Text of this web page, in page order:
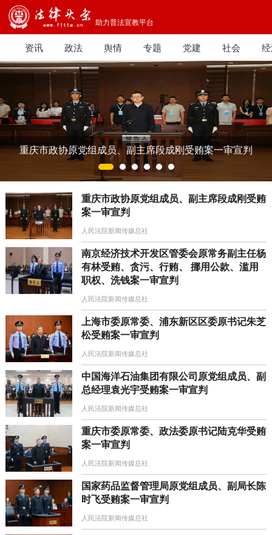
助力普法宣教平台
资讯 政法 舆情 专题 党建 社会
案件
员、副主席段成刚受贿案一审宣判
重庆市政协原党组成员、副主席段成刚受贿
案一审宣判
人民法院新闻传媒总社
南京经济技术开发区管委会原常务副主任杨
有林受贿、贪污、行贿、 挪用公款、滥用
职权、洗钱案一审宣判
人民法院新闻传媒总社
上海市委原常委、浦东新区区委原书记朱芝
松受贿案一审宣判
人民法院新闻传媒总社
中国海洋石油集团有限公司原党组成员、副
总经理袁光宇受贿案一审宣判
人民法院新闻传媒总社
重庆市委原常委、政法委原书记陆克华受贿
案一审宣判
人民法院新闻传媒总社
国家药品监督管理局原党组成员、副局长陈
时飞受贿案一审宣判
人民法院新闻传媒总社